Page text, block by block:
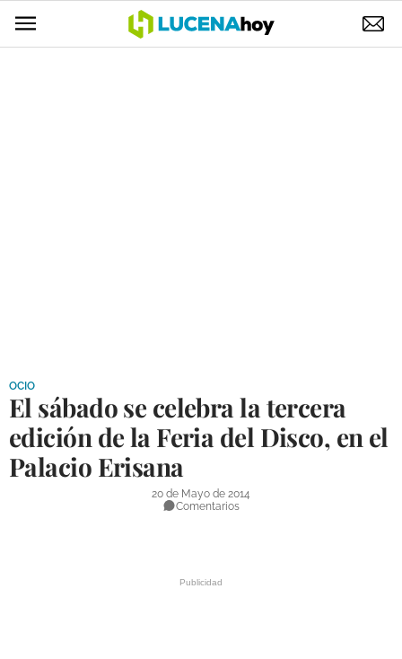
DEPORTES
COMPETICIONES
OCIO
El sábado se celebra la tercera
edición de la Feria del Disco, en el
Palacio Erisana
20 de Mayo de 2014
Comentarios